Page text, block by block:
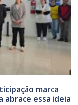
marca
abrace essa ideia